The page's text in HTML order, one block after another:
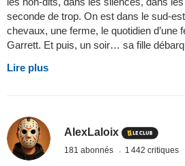
seconde de trop. On est dans le sud-
chevaux, une ferme, le quotidien d’une
Garrett. Et puis, un soir… sa fille
Lire plus
AlexLaloix
181 abonnés 1 442 critiques